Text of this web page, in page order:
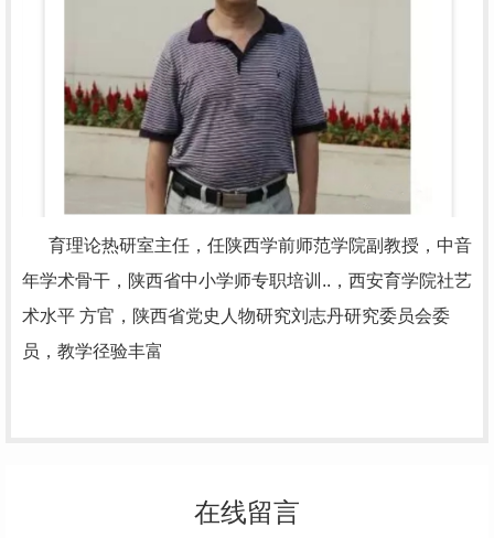
育理论热研室主任，任陕西学前师范学院副教授，中音
年学术骨干，陕西省中小学师专职培训..，西安育学院社艺
术水平 方官，陕西省党史人物研究刘志丹研究委员会委
员，教学径验丰富
在线留言